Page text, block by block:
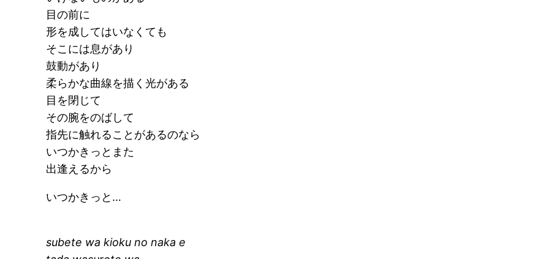
目の前に
形を成してはいなくても
そこには息があり
鼓動があり
柔らかな曲線を描く光がある
目を閉じて
その腕をのばして
指先に触れることがあるのなら
いつかきっとまた
出逢えるから
いつかきっと…
subete wa kioku no naka e